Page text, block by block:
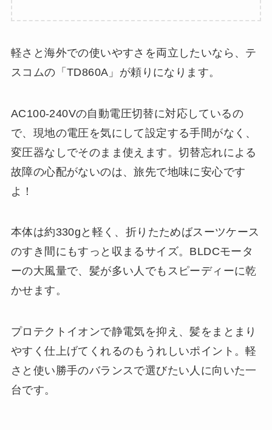
軽さと海外での使いやすさを両立したいなら、テ
スコムの「TD860A」が頼りになります。
AC100-240Vの自動電圧切替に対応しているの
で、現地の電圧を気にして設定する手間がなく、
変圧器なしでそのまま使えます。切替忘れによる
故障の心配がないのは、旅先で地味に安心です
よ！
本体は約330gと軽く、折りたためばスーツケース
のすき間にもすっと収まるサイズ。BLDCモータ
ーの大風量で、髪が多い人でもスピーディーに乾
かせます。
プロテクトイオンで静電気を抑え、髪をまとまり
やすく仕上げてくれるのもうれしいポイント。軽
さと使い勝手のバランスで選びたい人に向いた一
台です。